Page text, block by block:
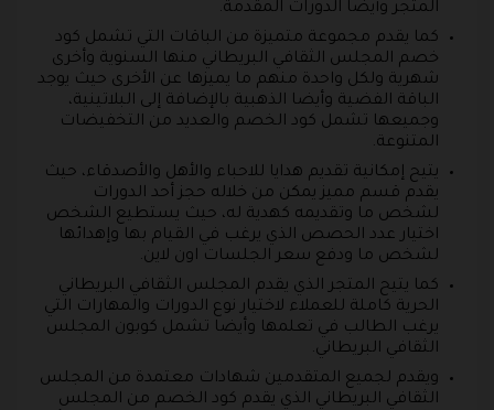
المتجر وأيضا الدورات المقدمة.
كما يقدم مجموعة متميزة من الباقات التي تشمل كود
خصم المجلس الثقافي البريطاني منها السنوية وأخرى
شهرية ولكل واحدة منهم ما يميزها عن الأخرى حيث يوجد
الباقة الفضية وأيضا الذهبية بالإضافة إلى البلاتينية،
وجميعها تشمل كود الخصم والعديد من التخفيضات
المتنوعة.
يتيح إمكانية تقديم هدايا للاحباء والأهل والأصدقاء، حيث
يقدم قسم مميز يمكن من خلاله حجز أحد الدورات
لشخص ما وتقديمه كهدية له، حيث يستطيع الشخص
اختيار عدد الحصص الذي يرغب في القيام بها وإهدائها
لشخص ما ودفع سعر الجلسات اون لاين.
كما يتيح المتجر الذي يقدم المجلس الثقافي البريطاني
الحرية كاملة للعملاء لاختيار نوع الدورات والمهارات التي
يرغب الطالب في تعلمها وأيضا تشمل كوبون المجلس
الثقافي البريطاني.
ويقدم لجميع المتقدمين شهادات معتمدة من المجلس
الثقافي البريطاني الذي يقدم كود الخصم من المجلس